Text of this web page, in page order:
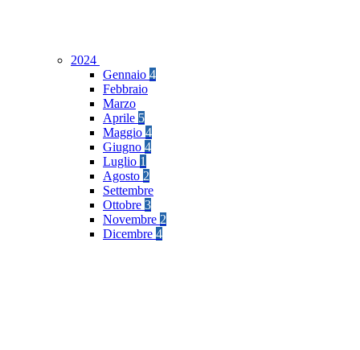
2024
Gennaio 4
Febbraio
Marzo
Aprile 5
Maggio 4
Giugno 4
Luglio 1
Agosto 2
Settembre
Ottobre 3
Novembre 2
Dicembre 4